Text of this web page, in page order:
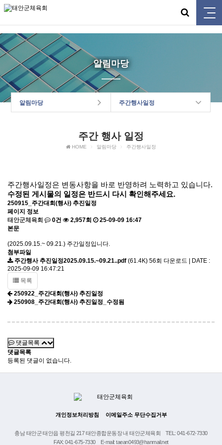
태안군체육회
알림마당
알림마당 주간행사일정
주간 행사 일정
HOME 알림마당 주간행사일정
주간행사일정은 변동사항을 바로 반영하려 노력하고 있습니다.
수정된 게시물의 일정은 반드시 다시 확인해주세요.
250915_주간대회(행사) 추진일정
페이지 정보
태안군체육회
0건 2,957회
25-09-09 16:47
본문
(2025.09.15.~ 09.21.) 주간일정입니다.
첨부파일
주간행사 추진일정2025.09.15.~09.21..pdf (61.4K) 56회 다운로드 | DATE :
2025-09-09 16:47:21
목록
250922_주간대회(행사) 추진일정
250908_주간대회(행사) 추진일정_수정됨
댓글목록
댓글목록
등록된 댓글이 없습니다.
개인정보처리방침 이메일주소 무단수집거부
충남 태안군 태안읍 평천길 217 태안종합운동장 내 태안군체육회
TEL: 041-672-7330
FAX: 041-675-7330
E-mail: taean0493@hanmail.net